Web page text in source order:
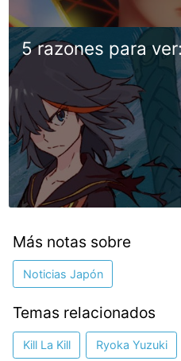
5 razones para
Más notas sobre
Noticias Japón
Temas relacionados
Kill La Kill Ryoka Yuzuki